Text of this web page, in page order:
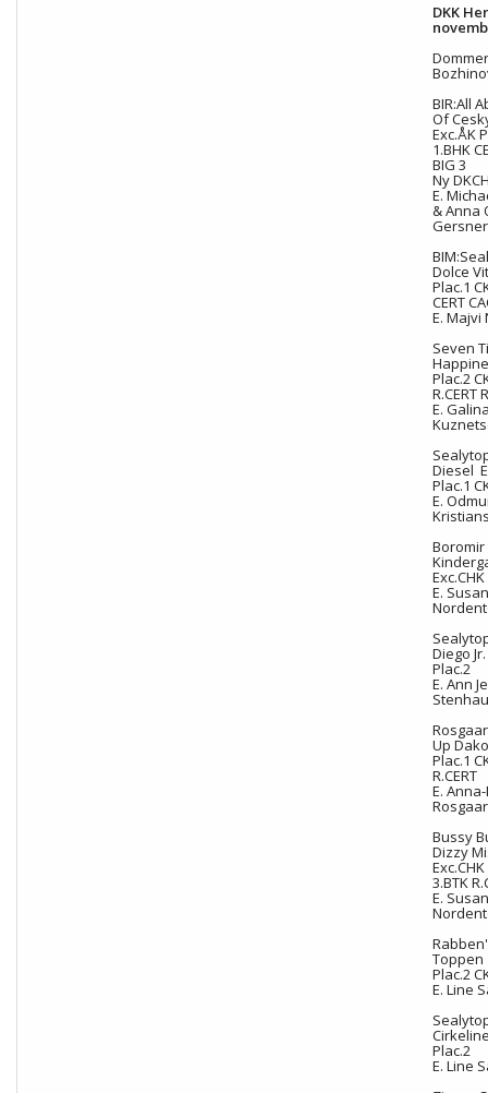
DKK
BIR:All
Of
Exc.ÅK
1.BHK
BIG 3
Ny
E.
& Anna
Gersner
Dolce
Plac.1
CERT
E.
Seven
Plac.2
R.CERT
E.
Diesel
Plac.1
E.
E.
Diego
Plac.2
E. Ann
Up
Plac.1
R.CERT
E.
Bussy
Dizzy
3.BTK
E.
Toppen
Plac.2
E. Line
Plac.2
E. Line